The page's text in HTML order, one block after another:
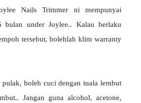
Nails Trimmer ni mempunyai
bulan under Joylee.. Kalau berlaku
tersebut, bolehlah klim warranty
boleh cuci dengan tuala lembut
Jangan guna alcohol, acetone,